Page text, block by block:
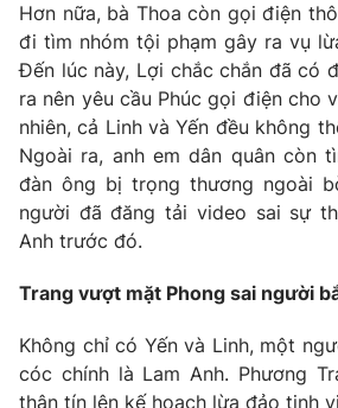
Hơn nữa, bà Thoa còn gọi điện
đi tìm nhóm tội phạm gây ra vụ
Đến lúc này, Lợi chắc chắn đã có
ra nên yêu cầu Phúc gọi điện cho
nhiên, cả Linh và Yến đều không
Ngoài ra, anh em dân quân còn
đàn ông bị trọng thương ngoài
người đã đăng tải video sai sự
Anh trước đó.
Trang vượt mặt Phong sai người
Không chỉ có Yến và Linh, một
cóc chính là Lam Anh. Phương
thân tín lên kế hoạch lừa đảo tinh